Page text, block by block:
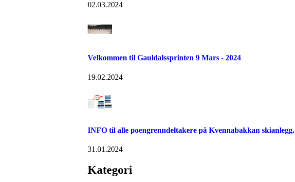
02.03.2024
Velkommen til Gauldalssprinten 9 Mars - 2024
19.02.2024
INFO til alle poengrenndeltakere på Kvennabakkan skianlegg.
31.01.2024
Kategori